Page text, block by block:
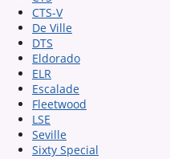
CTS-V
De Ville
DTS
Eldorado
ELR
Escalade
Fleetwood
LSE
Seville
Sixty Special